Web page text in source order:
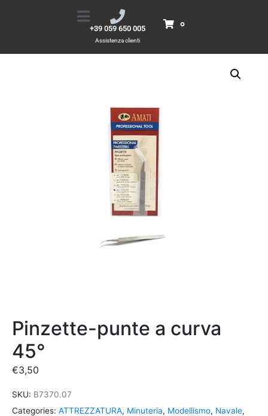
+39 059 650 005
Assistenza clienti
0
Prodotti Pinzette-punte a curva 45°
Pinzette-punte a curva
45°
€3,50
SKU: B7370.07
Categories: ATTREZZATURA, Minuteria, Modellismo, Navale,